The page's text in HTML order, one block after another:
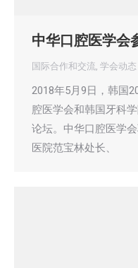
中华口腔医学会
国际合作和交流, 学会动态
2018年5月9日，韩国
腔医学会和韩国牙科
论坛。中华口腔医学
医院范宝林处长、